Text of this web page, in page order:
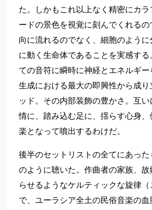
た。しかもこれ以上なく精密にカ
ードの景色を視覚に刻んでくれる
向に流れるのでなく、細胞のよう
に動く生命体であることを実感す
ての音符に瞬時に神経とエネルギ
生成における最大の即興性から成り
ッド。その内部装飾の豊かさ。互
情に、踏み込む足に、揺らす心身
楽となって噴出するわけだ。
後半のセットリストの全てにあった
のように聴いた。作曲者の家族、
らせるようなケルティックな旋律
で、ユーラシア全土の民俗音楽の血